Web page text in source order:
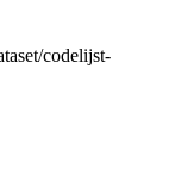
codelijst-